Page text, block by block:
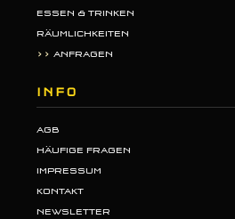
ESSEN & TRINKEN
RÄUMLICHKEITEN
>> ANFRAGEN
INFO
AGB
HÄUFIGE FRAGEN
IMPRESSUM
KONTAKT
NEWSLETTER